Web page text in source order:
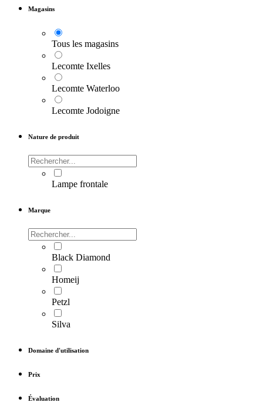
Magasins
Tous les magasins
Lecomte Ixelles
Lecomte Waterloo
Lecomte Jodoigne
Nature de produit
Lampe frontale
Marque
Black Diamond
Homeij
Petzl
Silva
Domaine d'utilisation
Prix
Évaluation